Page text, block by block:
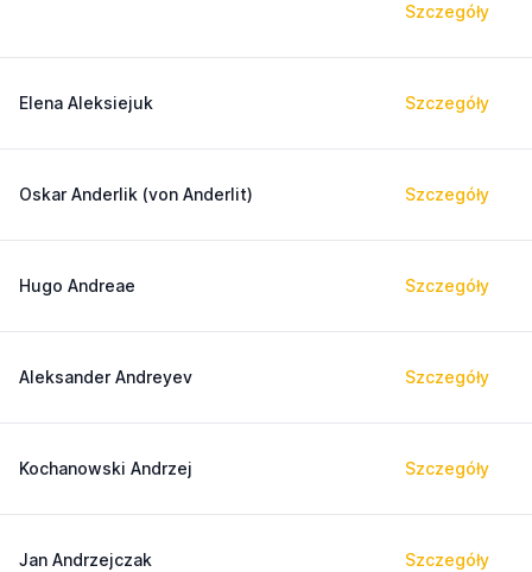
Szczegóły
Elena Aleksiejuk Szczegóły
Oskar Anderlik (von Anderlit) Szczegóły
Hugo Andreae Szczegóły
Aleksander Andreyev Szczegóły
Kochanowski Andrzej Szczegóły
Jan Andrzejczak Szczegóły